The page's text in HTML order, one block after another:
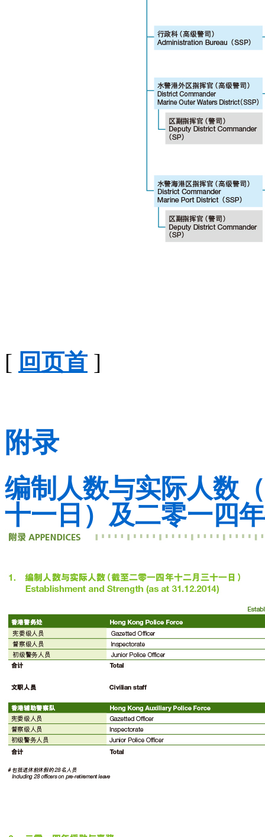
[ 回页首 ]
附录
编制人数与实际人数
十一日）及二零一四